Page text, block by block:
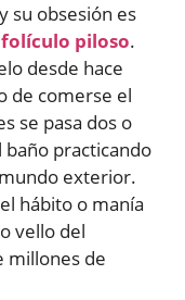
su obsesión es
folículo piloso.
desde hace
de comerse el
se pasa dos o
practicando
exterior.
hábito o manía
vello del
millones de